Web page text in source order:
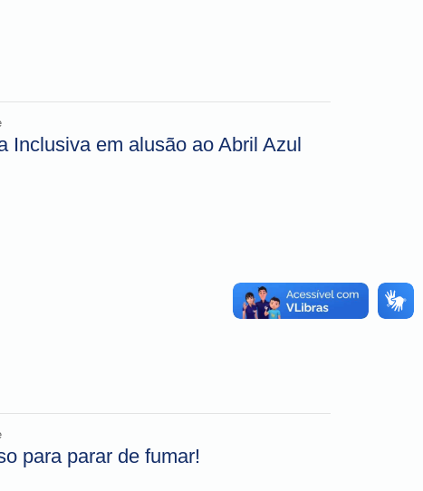
Inclusiva em alusão ao Abril Azul
para parar de fumar!